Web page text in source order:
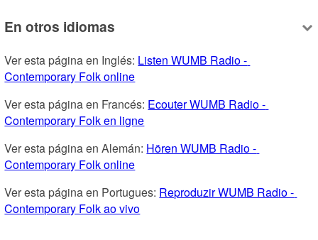
En otros idiomas
Ver esta página en Inglés: Listen WUMB Radio -
Contemporary Folk online
Ver esta página en Francés: Ecouter WUMB Radio -
Contemporary Folk en ligne
Ver esta página en Alemán: Hören WUMB Radio -
Contemporary Folk online
Ver esta página en Portugues: Reproduzir WUMB Radio -
Contemporary Folk ao vivo